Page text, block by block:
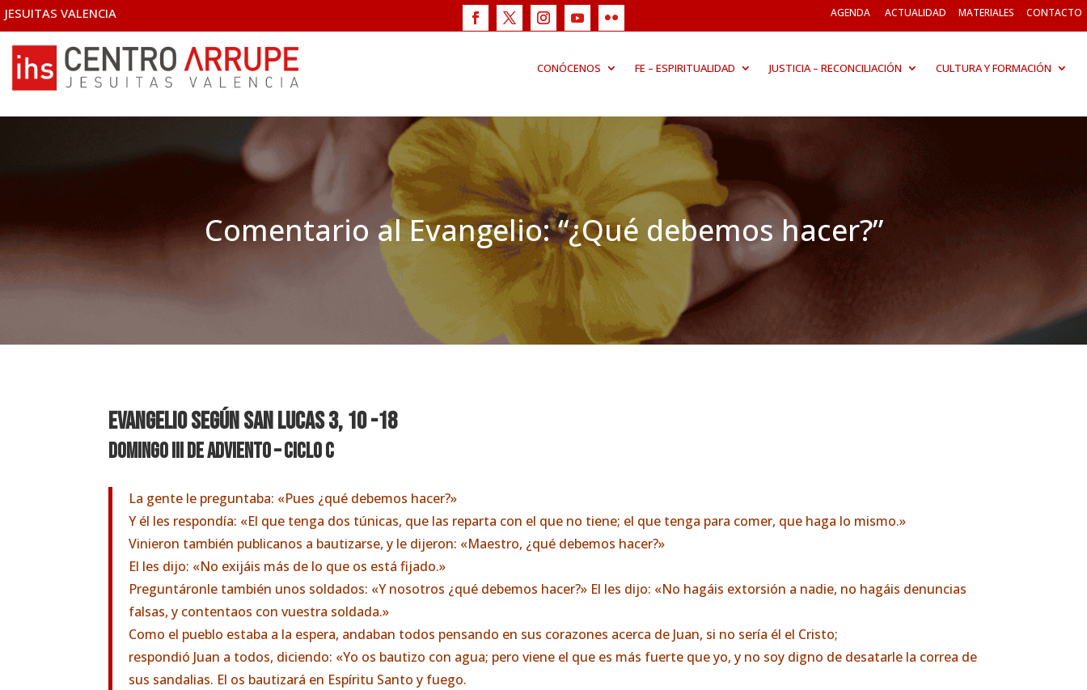
JESUITAS VALENCIA AGENDA ACTUALIDAD MATERIALES CONTACTO
CONÓCENOS FE – ESPIRITUALIDAD JUSTICIA – RECONCILIACIÓN CULTURA Y FORMACIÓN
Comentario al Evangelio: “¿Qué debemos hacer?”
EVANGELIO SEGÚN SAN Lucas3, 10 -18
Domingo III de Adviento – Ciclo C
La gente le preguntaba: «Pues ¿qué debemos hacer?»
Y él les respondía: «El que tenga dos túnicas, que las reparta con el que no tiene; el que tenga para comer, que haga lo mismo.»
Vinieron también publicanos a bautizarse, y le dijeron: «Maestro, ¿qué debemos hacer?»
El les dijo: «No exijáis más de lo que os está fijado.»
Preguntáronle también unos soldados: «Y nosotros ¿qué debemos hacer?» El les dijo: «No hagáis extorsión a nadie, no hagáis denuncias
falsas, y contentaos con vuestra soldada.»
Como el pueblo estaba a la espera, andaban todos pensando en sus corazones acerca de Juan, si no sería él el Cristo;
respondió Juan a todos, diciendo: «Yo os bautizo con agua; pero viene el que es más fuerte que yo, y no soy digno de desatarle la correa de
sus sandalias. El os bautizará en Espíritu Santo y fuego.